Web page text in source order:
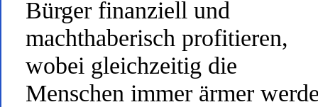
Bürger finanziell und
machthaberisch profitieren,
wobei gleichzeitig die
Menschen immer ärmer